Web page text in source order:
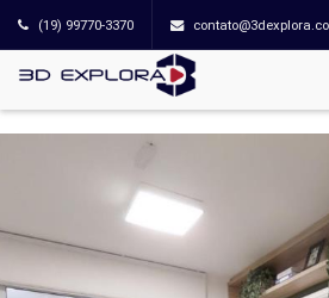
(19) 99770-3370